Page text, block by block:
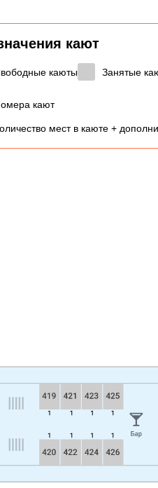
кают
каюты Занятые
кают
мест в каюте +